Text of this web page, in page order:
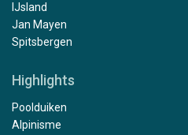
IJsland
Jan Mayen
Spitsbergen
Highlights
Poolduiken
Alpinisme